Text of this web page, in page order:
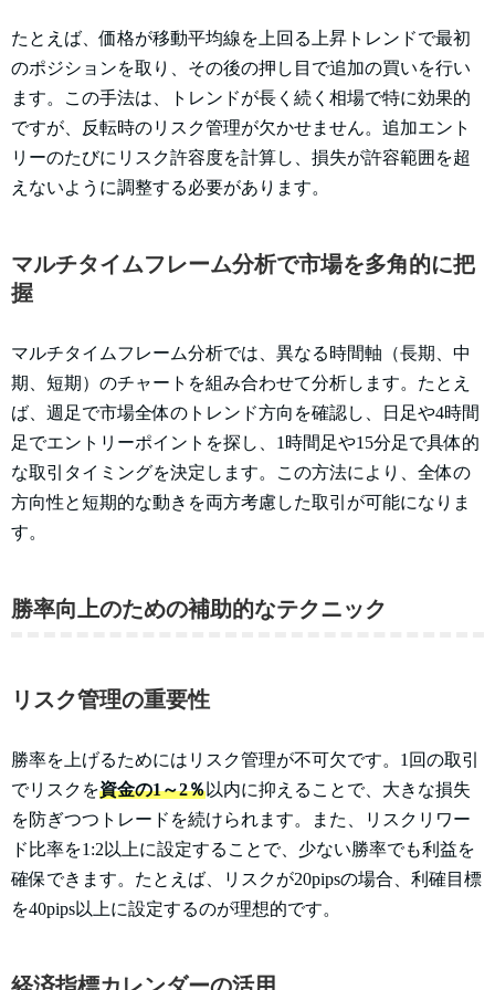
たとえば、価格が移動平均線を上回る上昇トレンドで最初
のポジションを取り、その後の押し目で追加の買いを行い
ます。この手法は、トレンドが長く続く相場で特に効果的
ですが、反転時のリスク管理が欠かせません。追加エント
リーのたびにリスク許容度を計算し、損失が許容範囲を超
えないように調整する必要があります。
マルチタイムフレーム分析で市場を多角的に把
握
マルチタイムフレーム分析では、異なる時間軸（長期、中
期、短期）のチャートを組み合わせて分析します。たとえ
ば、週足で市場全体のトレンド方向を確認し、日足や4時間
足でエントリーポイントを探し、1時間足や15分足で具体的
な取引タイミングを決定します。この方法により、全体の
方向性と短期的な動きを両方考慮した取引が可能になりま
す。
勝率向上のための補助的なテクニック
リスク管理の重要性
勝率を上げるためにはリスク管理が不可欠です。1回の取引
でリスクを資金の1～2％以内に抑えることで、大きな損失
を防ぎつつトレードを続けられます。また、リスクリワー
ド比率を1:2以上に設定することで、少ない勝率でも利益を
確保できます。たとえば、リスクが20pipsの場合、利確目標
を40pips以上に設定するのが理想的です。